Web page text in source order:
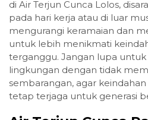
di Air Terjun Cunca Lolos,
pada hari kerja atau di luar
mengurangi keramaian dan
untuk lebih menikmati
terganggu. Jangan lupa
lingkungan dengan tidak
sembarangan, agar
tetap terjaga untuk generasi